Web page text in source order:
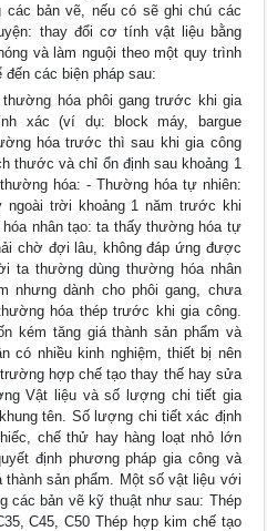
các bản vẽ, nếu có sẽ ghi chú các
thay đổi cơ tính vật liệu bằng
và làm nguội theo một quy trình
các biện pháp sau:
hóa phôi gang trước khi gia
xác (ví dụ: block máy, bargue
hóa trước thì sau khi gia công
thước và chỉ ổn định sau khoảng 1
hóa: - Thường hóa tự nhiên:
ngoài trời khoảng 1 năm trước khi
nhân tạo: ta thấy thường hóa tự
chờ đợi lâu, không đáp ứng được
ta thường dùng thường hóa nhân
nhưng dành cho phôi gang, chưa
hóa thép trước khi gia công.
kém tăng giá thành sản phẩm và
có nhiều kinh nghiệm, thiết bị nên
hợp chế tạo thay thế hay sửa
Vật liệu và số lượng chi tiết gia
tên. Số lượng chi tiết xác định
chế thử hay hàng loạt nhỏ lớn
định phương pháp gia công và
thành sản phẩm. Một số vật liệu với
các bản vẽ kỹ thuật như sau: Thép
C45, C50 Thép hợp kim chế tạo